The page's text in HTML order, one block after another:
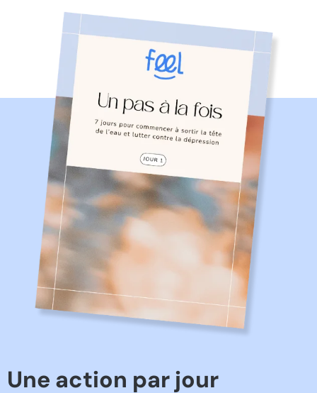
Une action par jour